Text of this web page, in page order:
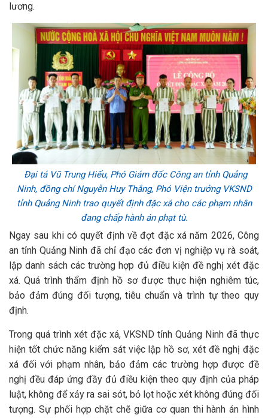
lương.
Đại tá Vũ Trung Hiếu, Phó Giám đốc Công an tỉnh Quảng
Ninh, đồng chí Nguyễn Huy Thắng, Phó Viện trưởng VKSND
tỉnh Quảng Ninh trao quyết định đặc xá cho các phạm nhân
đang chấp hành án phạt tù.
Ngay sau khi có quyết định về đợt đặc xá năm 2026, Công
an tỉnh Quảng Ninh đã chỉ đạo các đơn vị nghiệp vụ rà soát,
lập danh sách các trường hợp đủ điều kiện đề nghị xét đặc
xá. Quá trình thẩm định hồ sơ được thực hiện nghiêm túc,
bảo đảm đúng đối tượng, tiêu chuẩn và trình tự theo quy
định.
Trong quá trình xét đặc xá, VKSND tỉnh Quảng Ninh đã thực
hiện tốt chức năng kiểm sát việc lập hồ sơ, xét đề nghị đặc
xá đối với phạm nhân, bảo đảm các trường hợp được đề
nghị đều đáp ứng đầy đủ điều kiện theo quy định của pháp
luật, không để xảy ra sai sót, bỏ lọt hoặc xét không đúng đối
tượng. Sự phối hợp chặt chẽ giữa cơ quan thi hành án hình